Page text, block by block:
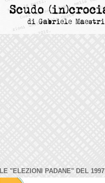
LE "ELEZIONI PADANE" DEL 1997